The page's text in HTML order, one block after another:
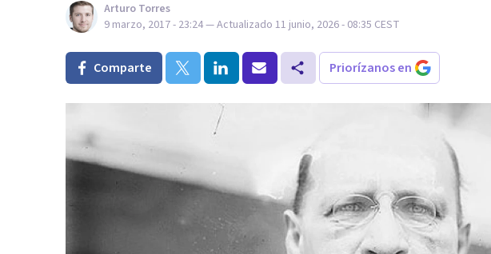
Arturo Torres
9 marzo, 2017 - 23:24— Actualizado 11 junio, 2026 - 08:35 CEST
Comparte Priorízanos en